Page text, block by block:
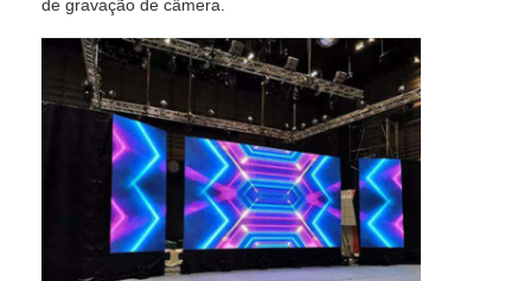
Espetáculo VR
Sobre nós
Visita à Fábrica
de gravação de câmera.